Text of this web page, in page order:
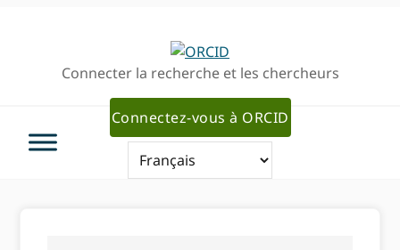
navigationConnecter la recherche et les chercheurs
Connectez-vous à ORCID